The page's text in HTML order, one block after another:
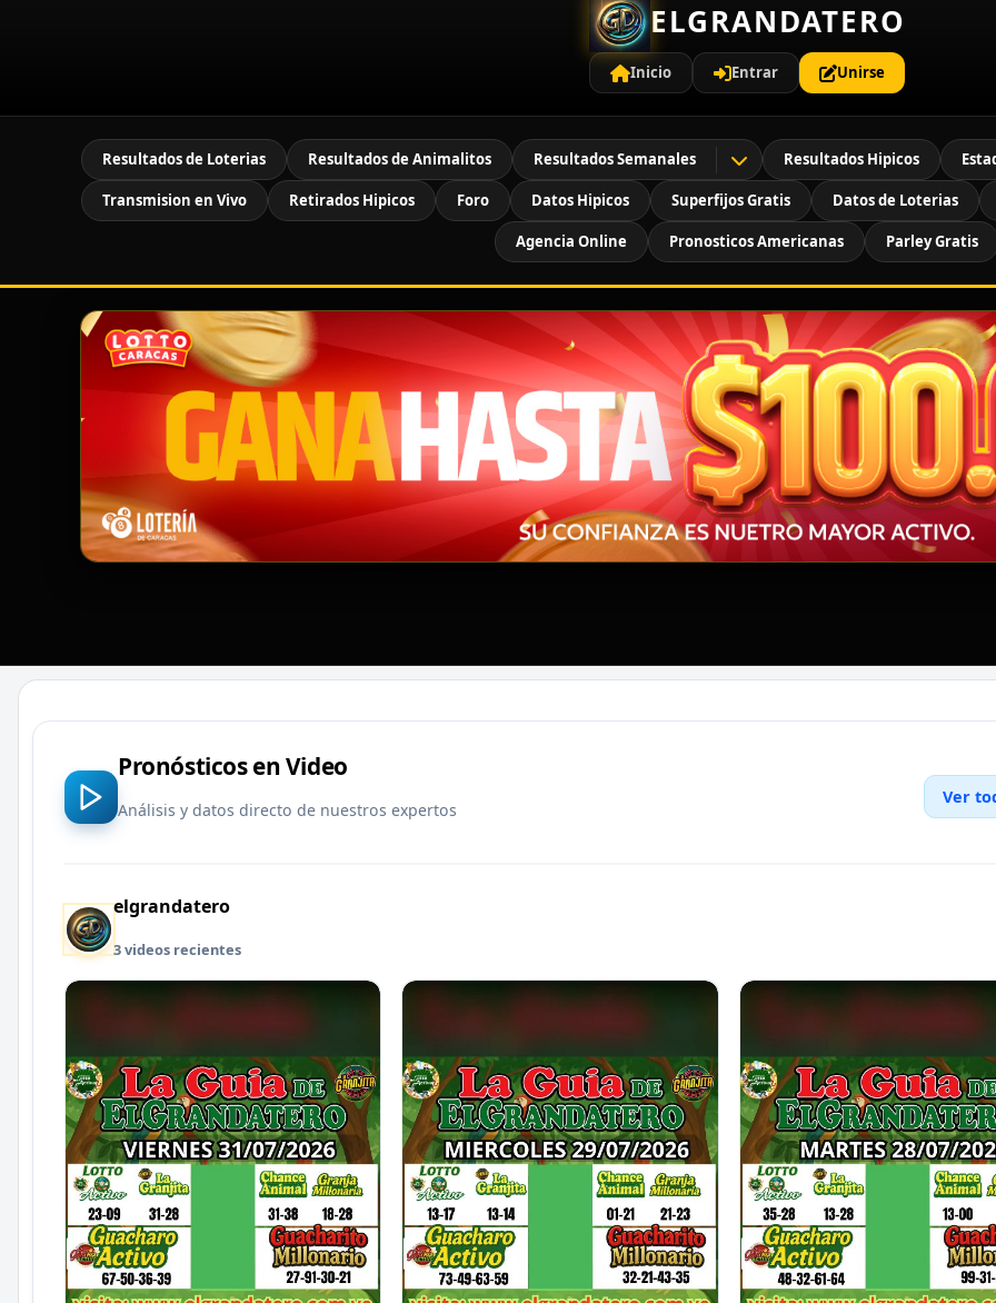
ELGRANDATERO
Inicio Entrar Unirse
Resultados de Loterias Resultados de Animalitos Resultados Semanales Resultados Hipicos
Transmision en Vivo Retirados Hipicos Foro Datos Hipicos Superfijos Gratis Datos de Loterias
Agencia Online Pronosticos Americanas Parley Gratis
Pronósticos en Video
Análisis y datos directo de nuestros expertos
Ver
elgrandatero
3 videos recientes